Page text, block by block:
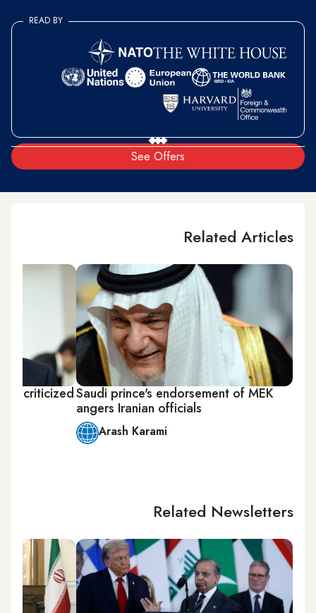
See Offers
READ BY
Related Articles
Saudi prince's endorsement of MEK
angers Iranian officials
Arash Karami
criticized
Related Newsletters